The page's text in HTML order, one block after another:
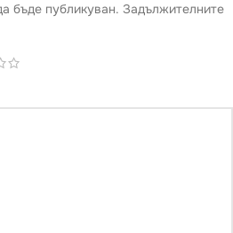
бъде публикуван. Задължителните